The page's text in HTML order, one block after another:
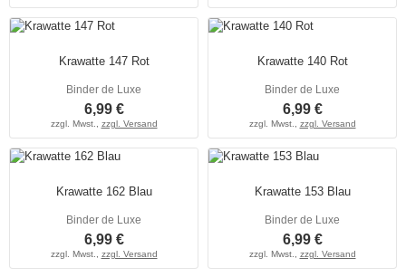
Krawatte 147 Rot
Binder de Luxe
6,99 €
zzgl. Mwst., zzgl. Versand
Krawatte 140 Rot
Binder de Luxe
6,99 €
zzgl. Mwst., zzgl. Versand
Krawatte 162 Blau
Binder de Luxe
6,99 €
zzgl. Mwst., zzgl. Versand
Krawatte 153 Blau
Binder de Luxe
6,99 €
zzgl. Mwst., zzgl. Versand